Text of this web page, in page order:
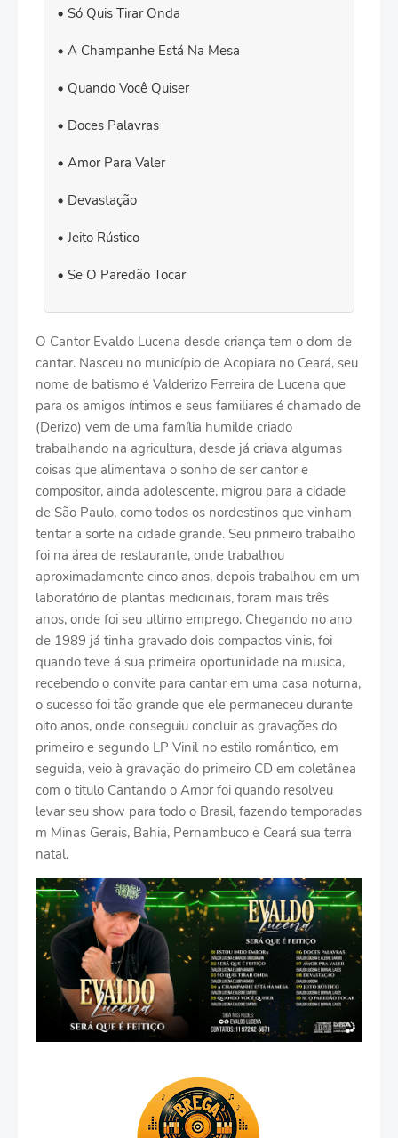
Só Quis Tirar Onda
A Champanhe Está Na Mesa
Quando Você Quiser
Doces Palavras
Amor Para Valer
Devastação
Jeito Rústico
Se O Paredão Tocar
O Cantor Evaldo Lucena desde criança tem o dom de
cantar. Nasceu no município de Acopiara no Ceará, seu
nome de batismo é Valderizo Ferreira de Lucena que
para os amigos íntimos e seus familiares é chamado de
(Derizo) vem de uma família humilde criado
trabalhando na agricultura, desde já criava algumas
coisas que alimentava o sonho de ser cantor e
compositor, ainda adolescente, migrou para a cidade
de São Paulo, como todos os nordestinos que vinham
tentar a sorte na cidade grande. Seu primeiro trabalho
foi na área de restaurante, onde trabalhou
aproximadamente cinco anos, depois trabalhou em um
laboratório de plantas medicinais, foram mais três
anos, onde foi seu ultimo emprego. Chegando no ano
de 1989 já tinha gravado dois compactos vinis, foi
quando teve á sua primeira oportunidade na musica,
recebendo o convite para cantar em uma casa noturna,
o sucesso foi tão grande que ele permaneceu durante
oito anos, onde conseguiu concluir as gravações do
primeiro e segundo LP Vinil no estilo romântico, em
seguida, veio à gravação do primeiro CD em coletânea
com o titulo Cantando o Amor foi quando resolveu
levar seu show para todo o Brasil, fazendo temporadas
m Minas Gerais, Bahia, Pernambuco e Ceará sua terra
natal.